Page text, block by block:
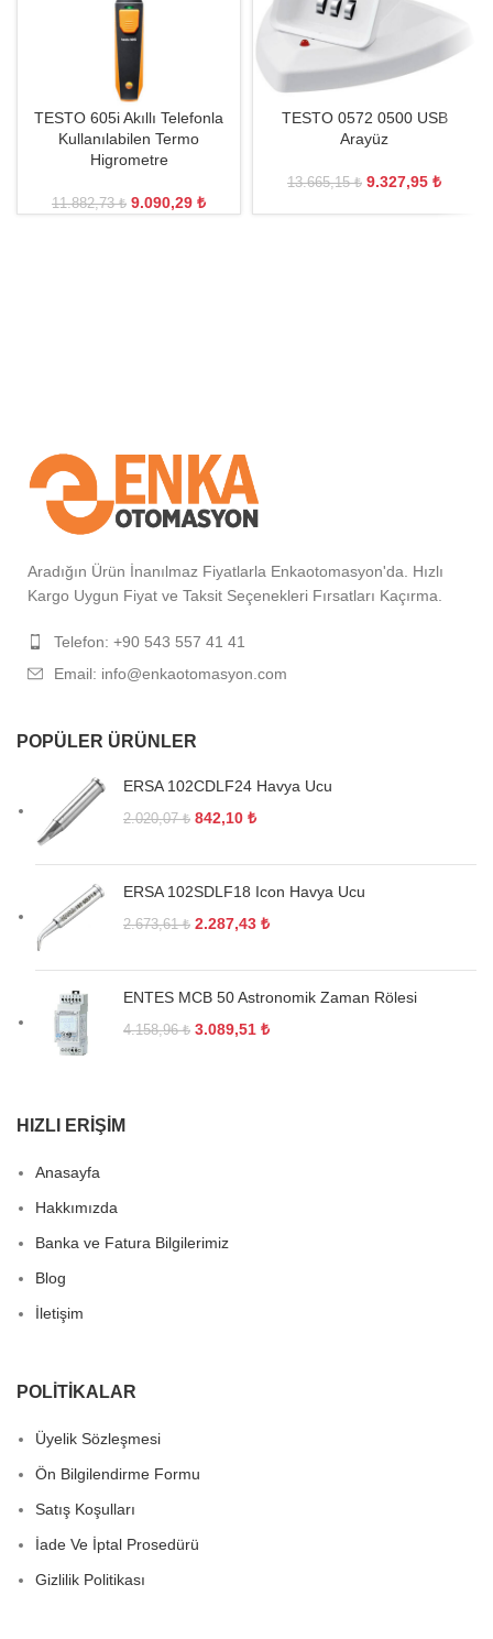
TESTO 605i Akıllı Telefonla
Kullanılabilen Termo
Higrometre
11.882,73₺ 9.090,29 ₺
TESTO 0572 0500 USB
Arayüz
13.665,15₺ 9.327,95 ₺
Aradığın Ürün İnanılmaz Fiyatlarla Enkaotomasyon'da. Hızlı
Kargo Uygun Fiyat ve Taksit Seçenekleri Fırsatları Kaçırma.
Telefon: +90 543 557 41 41
Email: info@enkaotomasyon.com
POPÜLER ÜRÜNLER
ERSA 102CDLF24 Havya Ucu
2.020,07₺ 842,10 ₺
ERSA 102SDLF18 Icon Havya Ucu
2.673,61₺ 2.287,43 ₺
ENTES MCB 50 Astronomik Zaman Rölesi
4.158,96₺ 3.089,51 ₺
HIZLI ERIŞIM
Anasayfa
Hakkımızda
Banka ve Fatura Bilgilerimiz
Blog
İletişim
POLITIKALAR
Üyelik Sözleşmesi
Ön Bilgilendirme Formu
Satış Koşulları
İade Ve İptal Prosedürü
Gizlilik Politikası